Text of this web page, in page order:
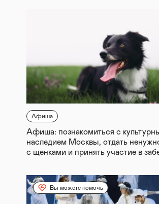
Афиша
Афиша: познакомиться с
наследием Москвы, отдать
с щенками и принять участие в
Вы можете помочь